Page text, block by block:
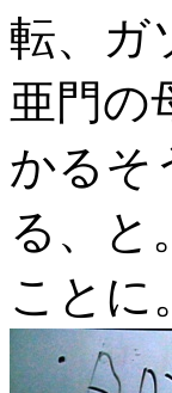
転、ガ
亜門の
かるそ
る、と
ことに